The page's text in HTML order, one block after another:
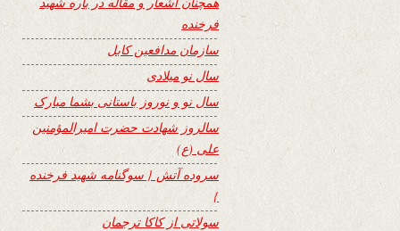
فرخنده
سازمان مدافعین کابل
سال نو میلادی
سال نو و نوروز باستانی بشما مبارک
سالروز شهادت حضرت امیرالمؤمنین
علی (ع)
سروده آتش { سوگنامه شهید فرخنده
}
سولاتی از کاکا ترجمان